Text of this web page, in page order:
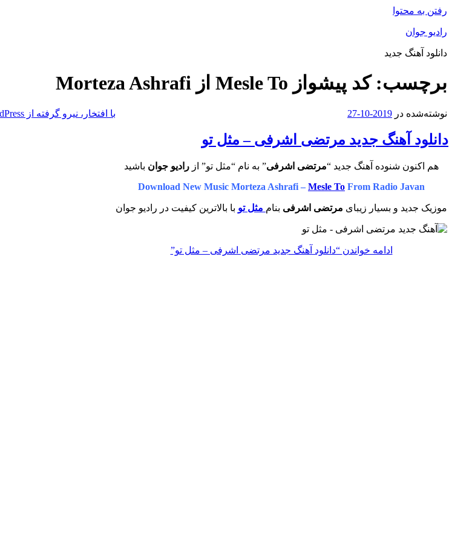
رفتن به محتوا
رادیو جوان
دانلود آهنگ جدید
برچسب:کد پیشواز Mesle To از Morteza Ashrafi
نوشته‌شده در 2019-10-27
دانلود آهنگ جدید مرتضی اشرفی – مثل تو
هم اکنون شنوده آهنگ جدید “مرتضی اشرفی” به نام “مثل تو” از رادیو جوان باشید
Download New Music Morteza Ashrafi – Mesle To From Radio Javan
موزیک جدید و بسیار زیبای مرتضی اشرفی بنام مثل تو با بالاترین کیفیت در رادیو جوان
ادامه خواندن “دانلود آهنگ جدید مرتضی اشرفی – مثل تو”
با افتخار، نیرو گرفته از WordPress